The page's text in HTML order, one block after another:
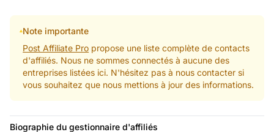
Note importante
Post Affiliate Pro propose une liste complète de contacts
d'affiliés. Nous ne sommes connectés à aucune des
entreprises listées ici. N'hésitez pas à nous contacter si
vous souhaitez que nous mettions à jour des informations.
Biographie du gestionnaire d'affiliés